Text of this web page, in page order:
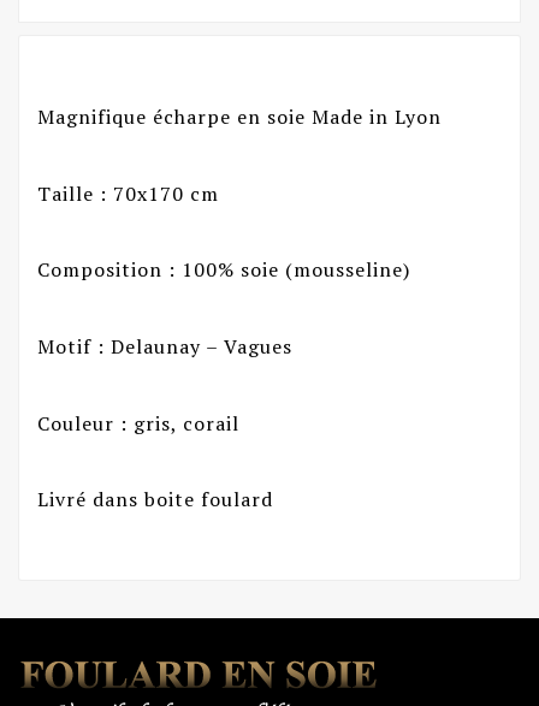
Magnifique écharpe en soie Made in Lyon
Taille : 70x170 cm
Composition : 100% soie (mousseline)
Motif : Delaunay – Vagues
Couleur : gris, corail
Livré dans boite foulard